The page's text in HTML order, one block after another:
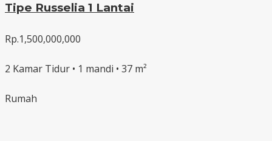
Tipe Russelia 1 Lantai
Rp.1,500,000,000
2 Kamar Tidur • 1 mandi • 37 m²
Rumah